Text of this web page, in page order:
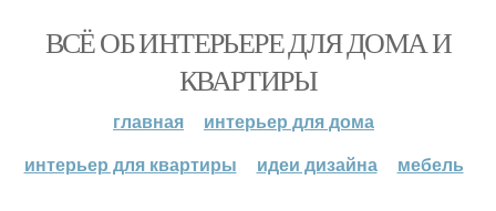
ВСЁ ОБ ИНТЕРЬЕРЕ ДЛЯ ДОМА И
КВАРТИРЫ
главная
интерьер для дома
интерьер для квартиры
идеи дизайна мебель